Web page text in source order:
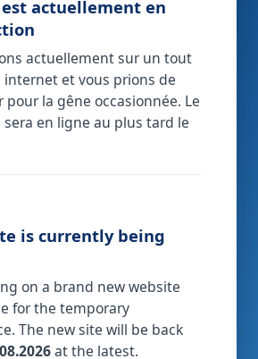
actuellement en
actuellement sur un tout
internet et vous prions de
pour la gêne occasionnée. Le
en ligne au plus tard le
is currently being
on a brand new website
for the temporary
The new site will be back
at the latest.